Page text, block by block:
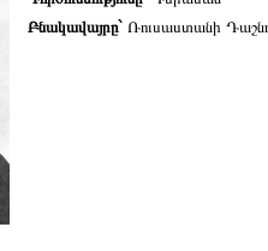
Բնակավայրը` Ռուսաստանի